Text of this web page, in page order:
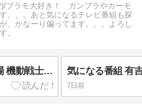
プラモ大好き！ ガンプラやカーモ
。。。あと気になるテレビ番組も探
、かなーり偏ってます。。。よろし
。
気になる番組 日曜アニメ劇場 機動戦士ガンダム
7日前